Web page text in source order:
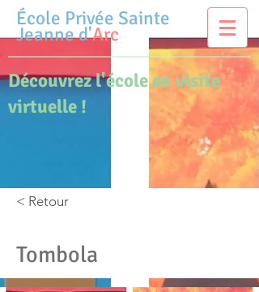
École Privée Sainte
Jeanne d'Arc
Découvrez l'école en visite
virtuelle !
< Retour
Tombola